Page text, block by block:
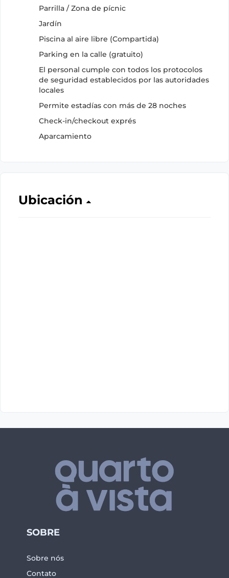
Parrilla / Zona de pícnic
Jardín
Piscina al aire libre (Compartida)
Parking en la calle (gratuito)
El personal cumple con todos los protocolos
de seguridad establecidos por las autoridades
locales
Permite estadías con más de 28 noches
Check-in/checkout exprés
Aparcamiento
Ubicación
SOBRE
Sobre nós
Contato